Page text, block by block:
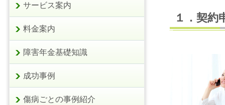
１．契約
サービス案内
料金案内
障害年金基礎知識
成功事例
傷病ごとの事例紹介